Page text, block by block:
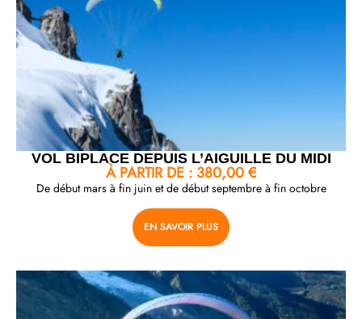
VOL BIPLACE DEPUIS L’AIGUILLE DU MIDI
À PARTIR DE : 380,00€
De début mars à fin juin et de début septembre à fin octobre
EN SAVOIR PLUS